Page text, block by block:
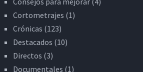
Cortometrajes (1)
Crónicas (123)
Destacados (10)
Directos (3)
Documentales (1)